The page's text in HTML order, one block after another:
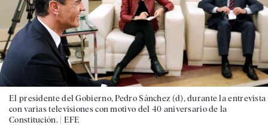
El presidente del Gobierno, Pedro Sánchez (d), durante la entrevista
con varias televisiones con motivo del 40 aniversario de la
Constitución. | EFE